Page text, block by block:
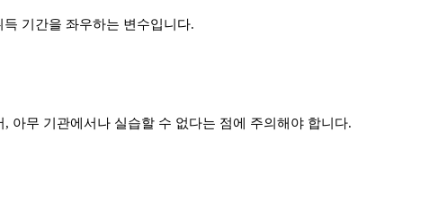
득 기간을 좌우하는 변수입니다.
, 아무 기관에서나 실습할 수 없다는 점에 주의해야 합니다.